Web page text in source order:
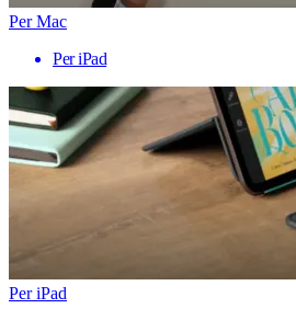
Per Mac
Per iPad
Per iPad